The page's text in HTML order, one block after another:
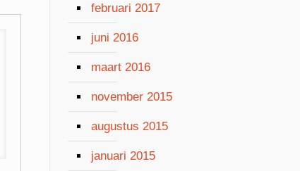
februari 2017
juni 2016
maart 2016
november 2015
augustus 2015
januari 2015